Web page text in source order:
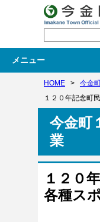
メニュー
HOME > 今金
１２０年記念町
今金町
業
１２０
各種ス